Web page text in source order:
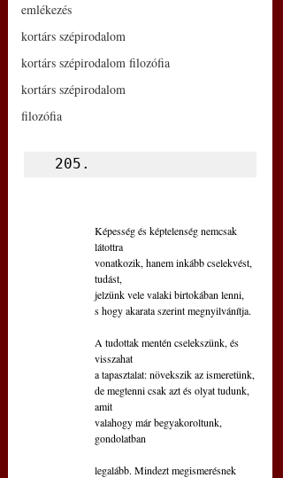
emlékezés
kortárs szépirodalom
kortárs szépirodalom filozófia
kortárs szépirodalom
filozófia
205.
Képesség és képtelenség nemcsak
látottra
vonatkozik, hanem inkább cselekvést,
tudást,
jelzünk vele valaki birtokában lenni,
s hogy akarata szerint megnyilvánítja.
A tudottak mentén cselekszünk, és
visszahat
a tapasztalat: növekszik az ismeretünk,
de megtenni csak azt és olyat tudunk,
amit
valahogy már begyakoroltunk,
gondolatban
legalább. Mindezt megismerésnek